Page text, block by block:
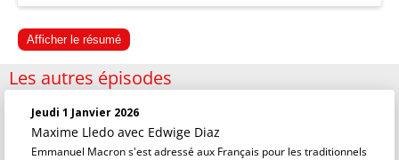
Afficher le résumé
Les autres épisodes
Jeudi 1 Janvier 2026
Maxime Lledo avec Edwige Diaz
Emmanuel Macron s'est adressé aux Français pour les traditionnels